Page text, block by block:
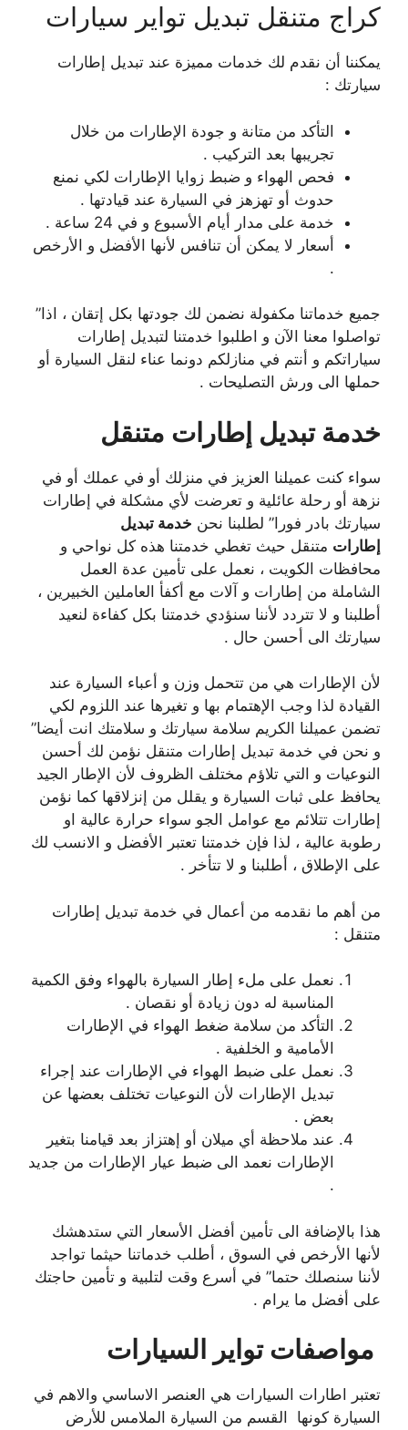
كراج متنقل تبديل تواير سيارات
يمكننا أن نقدم لك خدمات مميزة عند تبديل إطارات
سيارتك :
التأكد من متانة و جودة الإطارات من خلال
تجريبها بعد التركيب .
فحص الهواء و ضبط زوايا الإطارات لكي نمنع
حدوث أو تهزهز في السيارة عند قيادتها .
خدمة على مدار أيام الأسبوع و في 24 ساعة .
أسعار لا يمكن أن تنافس لأنها الأفضل و الأرخص
.
جميع خدماتنا مكفولة نضمن لك جودتها بكل إتقان ، اذا”
تواصلوا معنا الآن و اطلبوا خدمتنا لتبديل إطارات
سياراتكم و أنتم في منازلكم دونما عناء لنقل السيارة أو
حملها الى ورش التصليحات .
خدمة تبديل إطارات متنقل
سواء كنت عميلنا العزيز في منزلك أو في عملك أو في
نزهة أو رحلة عائلية و تعرضت لأي مشكلة في إطارات
سيارتك بادر فورا” لطلبنا نحن خدمة تبديل
إطارات متنقل حيث تغطي خدمتنا هذه كل نواحي و
محافظات الكويت ، نعمل على تأمين عدة العمل
الشاملة من إطارات و آلات مع أكفأ العاملين الخبيرين ،
أطلبنا و لا تتردد لأننا سنؤدي خدمتنا بكل كفاءة لنعيد
سيارتك الى أحسن حال .
لأن الإطارات هي من تتحمل وزن و أعباء السيارة عند
القيادة لذا وجب الإهتمام بها و تغيرها عند اللزوم لكي
تضمن عميلنا الكريم سلامة سيارتك و سلامتك انت أيضا”
و نحن في خدمة تبديل إطارات متنقل نؤمن لك أحسن
النوعيات و التي تلاؤم مختلف الظروف لأن الإطار الجيد
يحافظ على ثبات السيارة و يقلل من إنزلاقها كما نؤمن
إطارات تتلائم مع عوامل الجو سواء حرارة عالية او
رطوبة عالية ، لذا فإن خدمتنا تعتبر الأفضل و الانسب لك
على الإطلاق ، أطلبنا و لا تتأخر .
من أهم ما نقدمه من أعمال في خدمة تبديل إطارات
متنقل :
نعمل على ملء إطار السيارة بالهواء وفق الكمية
المناسبة له دون زيادة أو نقصان .
التأكد من سلامة ضغط الهواء في الإطارات
الأمامية و الخلفية .
نعمل على ضبط الهواء في الإطارات عند إجراء
تبديل الإطارات لأن النوعيات تختلف بعضها عن
بعض .
عند ملاحظة أي ميلان أو إهتزاز بعد قيامنا بتغير
الإطارات نعمد الى ضبط عيار الإطارات من جديد
.
هذا بالإضافة الى تأمين أفضل الأسعار التي ستدهشك
لأنها الأرخص في السوق ، أطلب خدماتنا حيثما تواجد
لأننا سنصلك حتما” في أسرع وقت لتلبية و تأمين حاجتك
على أفضل ما يرام .
مواصفات تواير السيارات
تعتبر اطارات السيارات هي العنصر الاساسي والاهم في
السيارة كونها القسم من السيارة الملامس للأرض